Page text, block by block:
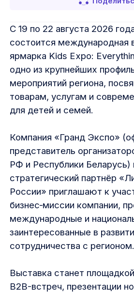
С 19 по 22 августа 2026
состоится международная
ярмарка Kids Expo:
одно из крупнейших
мероприятий региона,
товарам, услугам и
для детей и семей.
Компания «Гранд Экспо»
представитель
РФ и Республики Беларусь)
стратегический партнёр
России» приглашают к
бизнес‑миссии компании,
международные и
заинтересованные в
сотрудничества с регионом.
Выставка станет
B2B-встреч, презентации